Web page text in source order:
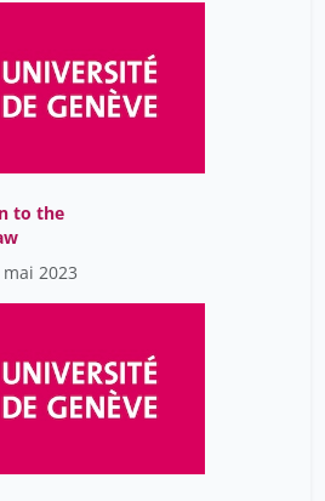
to the
2023